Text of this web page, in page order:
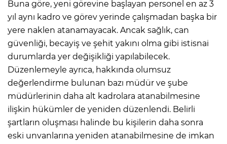
Buna göre, yeni görevine başlayan personel en az 3
yıl aynı kadro ve görev yerinde çalışmadan başka bir
yere naklen atanamayacak. Ancak sağlık, can
güvenliği, becayiş ve şehit yakını olma gibi istisnai
durumlarda yer değişikliği yapılabilecek.
Düzenlemeyle ayrıca, hakkında olumsuz
değerlendirme bulunan bazı müdür ve şube
müdürlerinin daha alt kadrolara atanabilmesine
ilişkin hükümler de yeniden düzenlendi. Belirli
şartların oluşması halinde bu kişilerin daha sonra
eski unvanlarına yeniden atanabilmesine de imkan